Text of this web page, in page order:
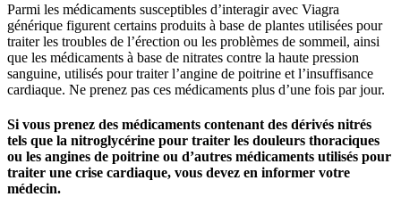
Parmi les médicaments susceptibles d’interagir avec Viagra
générique figurent certains produits à base de plantes utilisées pour
traiter les troubles de l’érection ou les problèmes de sommeil, ainsi
que les médicaments à base de nitrates contre la haute pression
sanguine, utilisés pour traiter l’angine de poitrine et l’insuffisance
cardiaque. Ne prenez pas ces médicaments plus d’une fois par jour.
Si vous prenez des médicaments contenant des dérivés nitrés
tels que la nitroglycérine pour traiter les douleurs thoraciques
ou les angines de poitrine ou d’autres médicaments utilisés pour
traiter une crise cardiaque, vous devez en informer votre
médecin.